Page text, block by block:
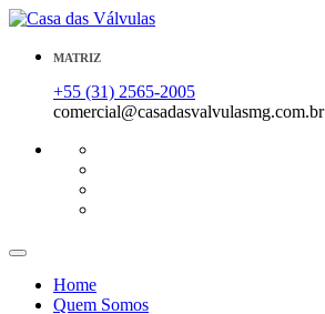
MATRIZ
+55 (31) 2565-2005
comercial@casadasvalvulasmg.com.br
Home
Quem Somos